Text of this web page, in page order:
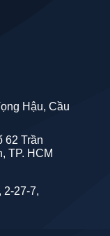
Hậu, Cầu
62 Trần
TP. HCM
2-27-7,